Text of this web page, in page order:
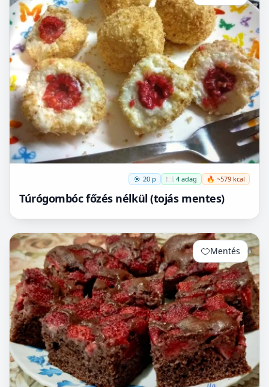
20 p 🍽️ 4 adag 🔥 ~579 kcal
Túrógombóc főzés nélkül (tojás mentes)
Mentés 0